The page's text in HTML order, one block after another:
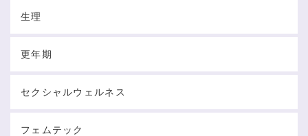
生理
更年期
セクシャルウェルネス
フェムテック